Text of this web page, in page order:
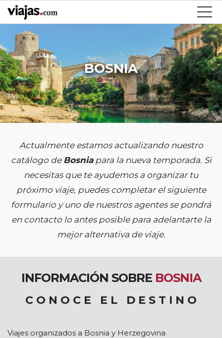
BOSNIA
Actualmente estamos actualizando nuestro
catálogo de Bosniapara la nueva temporada. Si
necesitas que te ayudemos a organizar tu
próximo viaje, puedes completar el siguiente
formulario y uno de nuestros agentes se pondrá
en contacto lo antes posible para adelantarte la
mejor alternativa de viaje.
INFORMACIÓN SOBRE BOSNIA
C O N O C E E L D E S T I N O
Viajes organizados a Bosnia y Herzegovina